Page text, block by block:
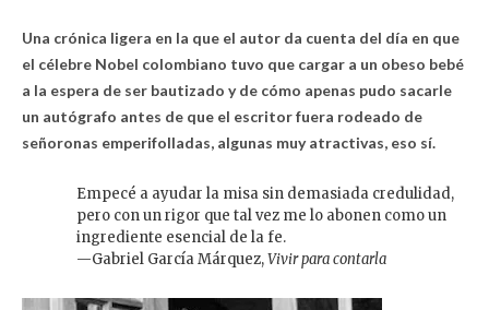
Una crónica ligera en la que el autor da cuenta del día en que
el célebre Nobel colombiano tuvo que cargar a un obeso bebé
a la espera de ser bautizado y de cómo apenas pudo sacarle
un autógrafo antes de que el escritor fuera rodeado de
señoronas emperifolladas, algunas muy atractivas, eso sí.
Empecé a ayudar la misa sin demasiada credulidad,
pero con un rigor que tal vez me lo abonen como un
ingrediente esencial de la fe.
—Gabriel García Márquez,Vivir para contarla